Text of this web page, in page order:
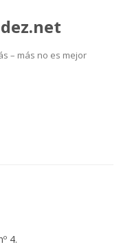
– más no es mejor
4.